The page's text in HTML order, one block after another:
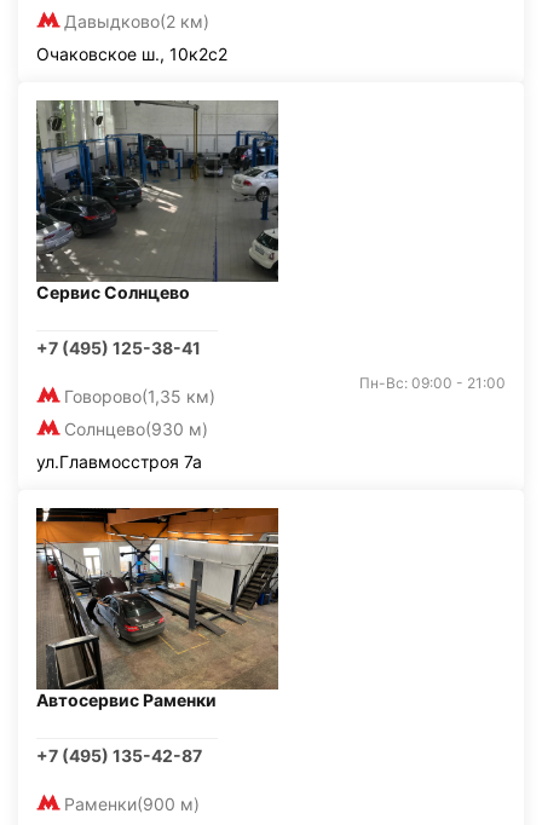
Давыдково(2 км)
Очаковское ш., 10к2с2
Сервис Солнцево
+7 (495) 125-38-41
Говорово(1,35 км)
Солнцево(930 м)
Пн-Вс: 09:00 - 21:00
ул.Главмосстроя 7а
Автосервис Раменки
+7 (495) 135-42-87
Раменки(900 м)